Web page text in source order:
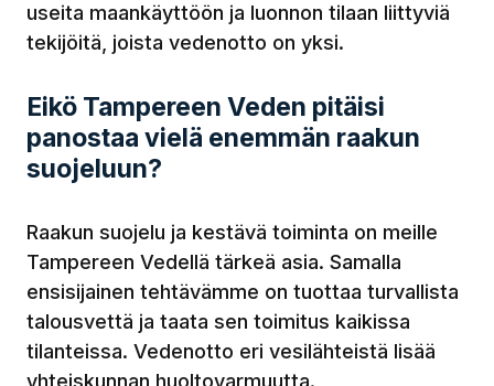
useita maankäyttöön ja luonnon tilaan liittyviä
tekijöitä, joista vedenotto on yksi.
Eikö Tampereen Veden pitäisi
panostaa vielä enemmän raakun
suojeluun?
Raakun suojelu ja kestävä toiminta on meille
Tampereen Vedellä tärkeä asia. Samalla
ensisijainen tehtävämme on tuottaa turvallista
talousvettä ja taata sen toimitus kaikissa
tilanteissa. Vedenotto eri vesilähteistä lisää
yhteiskunnan huoltovarmuutta.